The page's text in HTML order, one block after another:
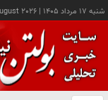
شنبه ۱۷ مرداد ۱۴۰۵ |
2026